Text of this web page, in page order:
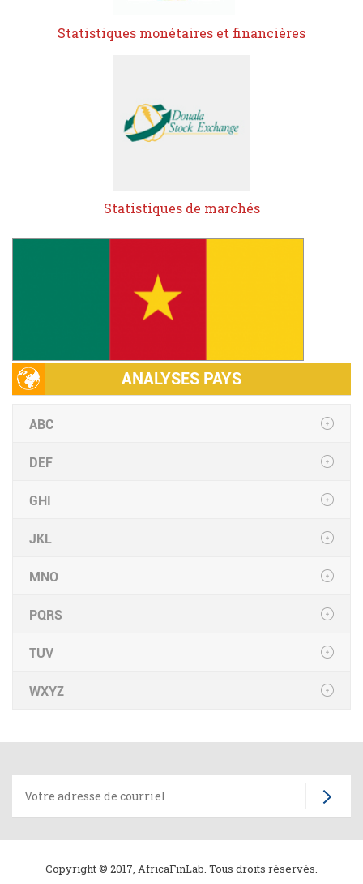
Statistiques monétaires et financières
Statistiques de marchés
ANALYSES PAYS
ABC
DEF
GHI
JKL
MNO
PQRS
TUV
WXYZ
Copyright © 2017, AfricaFinLab. Tous droits réservés.